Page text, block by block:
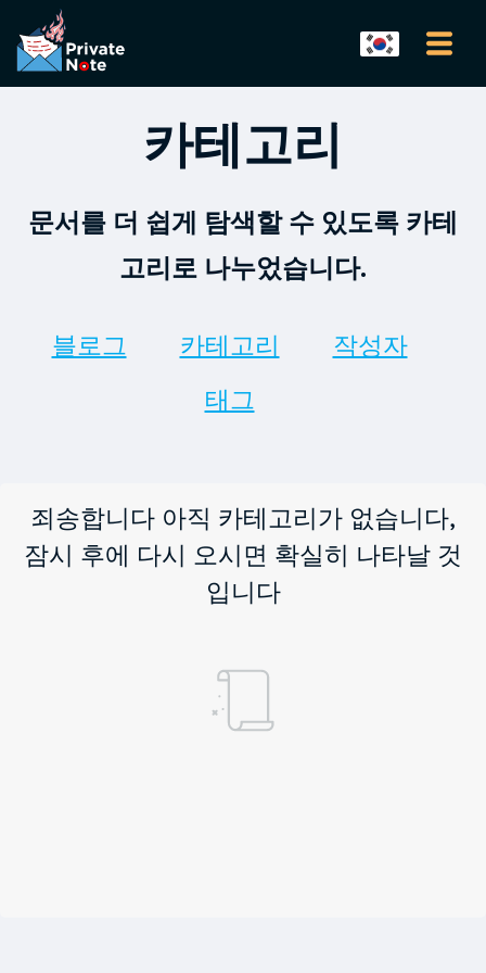
카테고리
문서를 더 쉽게 탐색할 수 있도록 카테
고리로 나누었습니다.
블로그 카테고리
작성자
태그